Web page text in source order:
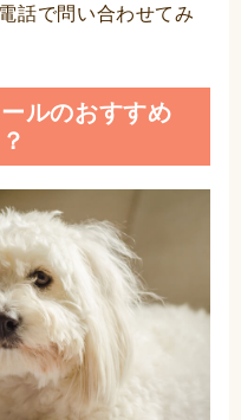
話で問い合わせてみ
ルのおすすめ